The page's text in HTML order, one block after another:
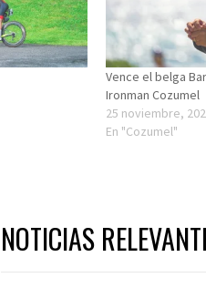
Vence el belga
Ironman Cozumel
25 noviembre,
En "Cozumel"
NOTICIAS